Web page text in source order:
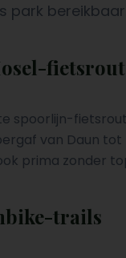
park bereikbaar.
spoorlijn-
van Daun
prima zonder
trails